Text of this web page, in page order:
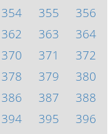
354 355
356
362 363
364
370 371
372
378 379
380
386 387
388
394 395
396